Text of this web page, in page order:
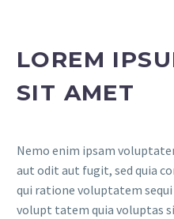
LOREM
SIT AMET
Nemo enim ipsam
aut odit aut fugit, sed quia
qui ratione voluptatem
volupt tatem quia voluptas